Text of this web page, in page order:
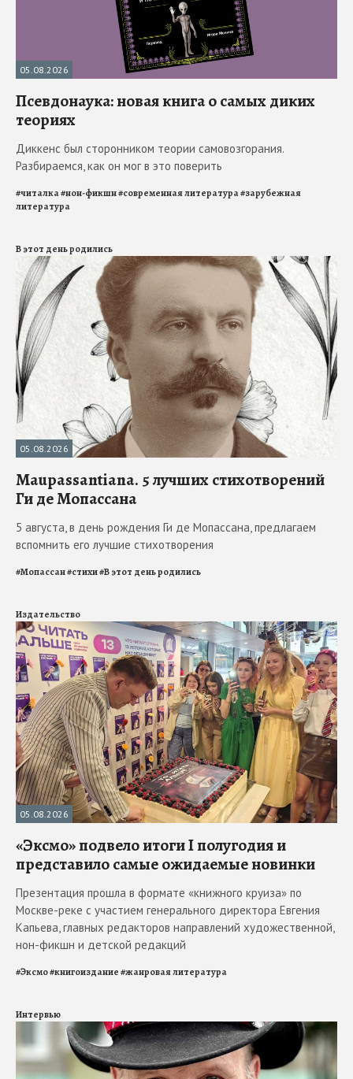
05.08.2026
Псевдонаука: новая книга о самых диких
теориях
Диккенс был сторонником теории самовозгорания.
Разбираемся, как он мог в это поверить
#читалка#нон-фикшн#современная литература#зарубежная
литература
В этот день родились
05.08.2026
Maupassantiana. 5 лучших стихотворений
Ги де Мопассана
5 августа, в день рождения Ги де Мопассана, предлагаем
вспомнить его лучшие стихотворения
#Мопассан#стихи#В этот день родились
Издательство
05.08.2026
«Эксмо» подвело итоги I полугодия и
представило самые ожидаемые новинки
Презентация прошла в формате «книжного круиза» по
Москве-реке с участием генерального директора Евгения
Капьева, главных редакторов направлений художественной,
нон-фикшн и детской редакций
#Эксмо#книгоиздание#жанровая литература
Интервью